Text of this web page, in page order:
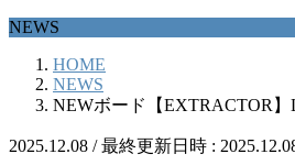
NEWS
HOME
NEWS
NEWボード【EXTRACTOR】
2025.12.08 / 最終更新日時 :